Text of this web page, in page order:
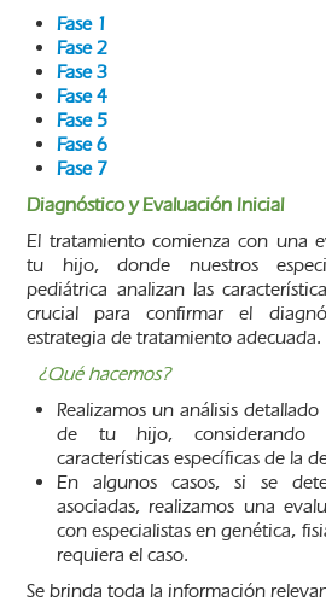
Fase 1
Fase 2
Fase 3
Fase 4
Fase 5
Fase 6
Fase 7
Diagnóstico y Evaluación Inicial
El tratamiento comienza con una
tu hijo, donde nuestros
pediátrica analizan las
crucial para confirmar el
estrategia de tratamiento adecuada.
¿Qué hacemos?
Realizamos un análisis
de tu hijo, considerando
características específicas de la
En algunos casos, si se
asociadas, realizamos una
con especialistas en genética,
requiera el caso.
Se brinda toda la información